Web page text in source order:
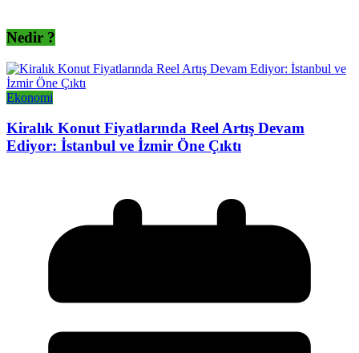
Nedir ?
Ekonomi
Kiralık Konut Fiyatlarında Reel Artış Devam
Ediyor: İstanbul ve İzmir Öne Çıktı